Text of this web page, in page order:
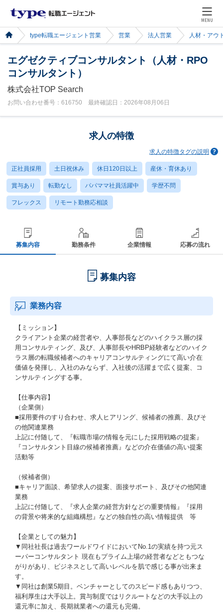
MENU
type転職エージェント営業 営業 法人営業 人材・アウ
エグゼクティブコンサルタント（人材・RPO
コンサルタント）
株式会社TOP Search
お問い合わせ番号：616750 最終確認日：2026年08月06日
求人の特徴
求人の特徴タグの説明
正社員採用 土日祝休み 休日120日以上 産休・育休あり
賞与あり 転勤なし パパママ社員活躍中 学歴不問
フレックス リモート勤務応相談
募集内容 勤務条件 企業情報 応募の流れ
募集内容
業務内容
【ミッション】
クライアント企業の経営者や、人事部長などのハイクラス層の採
用コンサルティング、及び、人事部長やHRBP経験者などのハイク
ラス層の転職候補者へのキャリアコンサルティングにて高い介在
価値を発揮し、入社のみならず、入社後の活躍まで広く提案、コ
ンサルティングする事。
【仕事内容】
（企業側）
■採用要件のすり合わせ、求人ヒアリング、候補者の推薦、及びそ
の他関連業務
上記に付随して、『転職市場の情報を元にした採用戦略の提案』
『コンサルタント目線の候補者推薦』などの介在価値の高い提案
活動等
（候補者側）
■キャリア面談、希望求人の提案、面接サポート、及びその他関連
業務
上記に付随して、『求人企業の経営方針などの重要情報』『採用
の背景や将来的な組織構想』などの独自性の高い情報提供 等
【企業としての魅力】
▼同社社長は過去ワールドワイドにおいてNo.1の実績を持つ元ス
ーパーコンサルタント 現在もプライム上場の経営者などともつな
がりがあり、ビジネスとして高いレベルを肌で感じる事が出来ま
す。
▼同社は創業5期目。ベンチャーとしてのスピード感もありつつ、
福利厚生は大手以上。賞与制度ではリクルートなどの大手以上の
還元率に加え、長期就業者への還元も完備。